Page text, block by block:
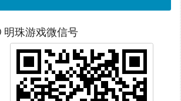
明珠游戏微信号